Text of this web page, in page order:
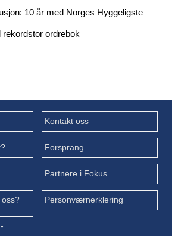
10 år med Norges Hyggeligste
rekordstor ordrebok
Kontakt oss
Forsprang
Partnere i Fokus
oss? Personværnerklering